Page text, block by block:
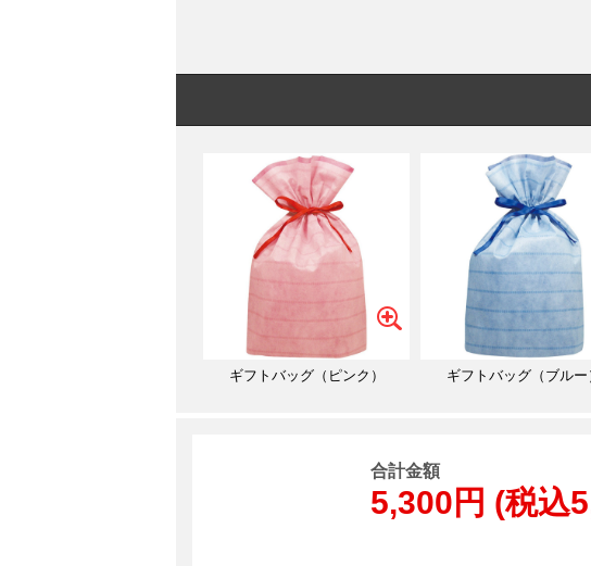
ギフトバッグ（ピンク） ギフトバッグ（ブルー
合計金額
5,300円 (税込